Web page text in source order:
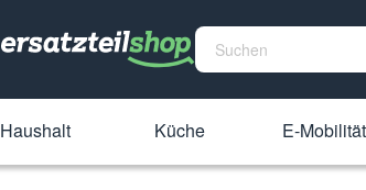
Haushalt Küche E-Mobilität